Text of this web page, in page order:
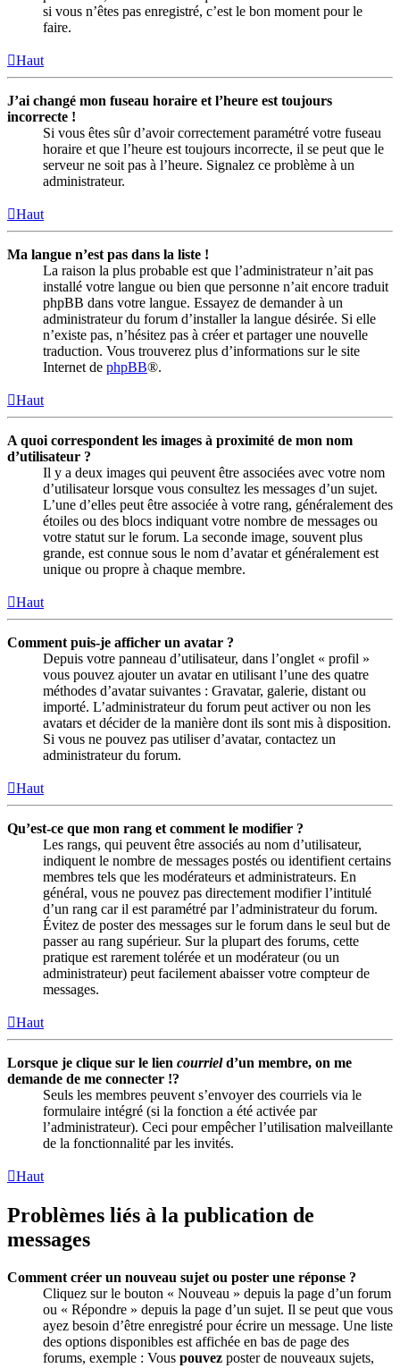
si vous n’êtes pas enregistré, c’est le bon moment pour le
faire.
Haut
J’ai changé mon fuseau horaire et l’heure est toujours
incorrecte !
Si vous êtes sûr d’avoir correctement paramétré votre fuseau
horaire et que l’heure est toujours incorrecte, il se peut que le
serveur ne soit pas à l’heure. Signalez ce problème à un
administrateur.
Haut
Ma langue n’est pas dans la liste !
La raison la plus probable est que l’administrateur n’ait pas
installé votre langue ou bien que personne n’ait encore traduit
phpBB dans votre langue. Essayez de demander à un
administrateur du forum d’installer la langue désirée. Si elle
n’existe pas, n’hésitez pas à créer et partager une nouvelle
traduction. Vous trouverez plus d’informations sur le site
Internet de phpBB®.
Haut
A quoi correspondent les images à proximité de mon nom
d’utilisateur ?
Il y a deux images qui peuvent être associées avec votre nom
d’utilisateur lorsque vous consultez les messages d’un sujet.
L’une d’elles peut être associée à votre rang, généralement des
étoiles ou des blocs indiquant votre nombre de messages ou
votre statut sur le forum. La seconde image, souvent plus
grande, est connue sous le nom d’avatar et généralement est
unique ou propre à chaque membre.
Haut
Comment puis-je afficher un avatar ?
Depuis votre panneau d’utilisateur, dans l’onglet « profil »
vous pouvez ajouter un avatar en utilisant l’une des quatre
méthodes d’avatar suivantes : Gravatar, galerie, distant ou
importé. L’administrateur du forum peut activer ou non les
avatars et décider de la manière dont ils sont mis à disposition.
Si vous ne pouvez pas utiliser d’avatar, contactez un
administrateur du forum.
Haut
Qu’est-ce que mon rang et comment le modifier ?
Les rangs, qui peuvent être associés au nom d’utilisateur,
indiquent le nombre de messages postés ou identifient certains
membres tels que les modérateurs et administrateurs. En
général, vous ne pouvez pas directement modifier l’intitulé
d’un rang car il est paramétré par l’administrateur du forum.
Évitez de poster des messages sur le forum dans le seul but de
passer au rang supérieur. Sur la plupart des forums, cette
pratique est rarement tolérée et un modérateur (ou un
administrateur) peut facilement abaisser votre compteur de
messages.
Haut
Lorsque je clique sur le lien courrield’un membre, on me
demande de me connecter !?
Seuls les membres peuvent s’envoyer des courriels via le
formulaire intégré (si la fonction a été activée par
l’administrateur). Ceci pour empêcher l’utilisation malveillante
de la fonctionnalité par les invités.
Haut
Problèmes liés à la publication de
messages
Comment créer un nouveau sujet ou poster une réponse ?
Cliquez sur le bouton « Nouveau » depuis la page d’un forum
ou « Répondre » depuis la page d’un sujet. Il se peut que vous
ayez besoin d’être enregistré pour écrire un message. Une liste
des options disponibles est affichée en bas de page des
forums, exemple : Vous pouvez poster de nouveaux sujets,